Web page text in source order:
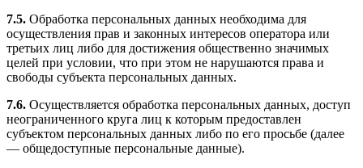
7.5. Обработка персональных данных необходима для
осуществления прав и законных интересов оператора или
третьих лиц либо для достижения общественно значимых
целей при условии, что при этом не нарушаются права и
свободы субъекта персональных данных.
7.6. Осуществляется обработка персональных данных, доступ
неограниченного круга лиц к которым предоставлен
субъектом персональных данных либо по его просьбе (далее
— общедоступные персональные данные).